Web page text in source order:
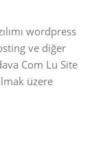
wordpress
ve diğer
Com Lu Site
üzere